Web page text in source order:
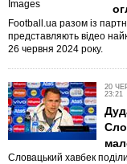
Football.ua разом із
представляють відео
26 червня 2024 року.
20
23:21
Словацький хавбек